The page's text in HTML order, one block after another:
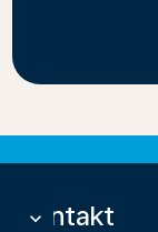
Kontakt
keyboard_arrow_down